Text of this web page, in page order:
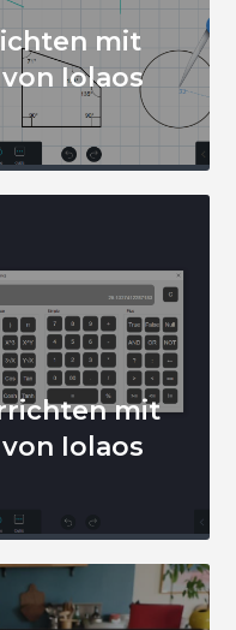
mit
Iolaos
mit
Iolaos